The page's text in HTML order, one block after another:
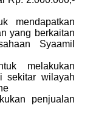
mendapatkan
yang berkaitan
Syaamil
melakukan
sekitar wilayah
penjualan